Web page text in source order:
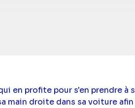
en profite pour s'en prendre à
main droite dans sa voiture